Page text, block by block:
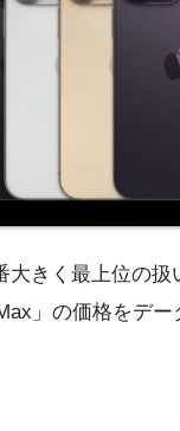
大きく最上位の扱
」の価格をデ